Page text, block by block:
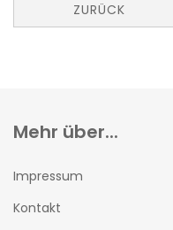
ZURÜCK
Mehr über...
Impressum
Kontakt